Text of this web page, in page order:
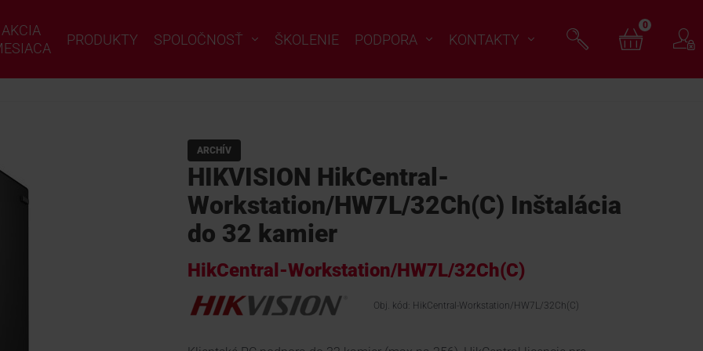
AKCIA
PRODUKTY SPOLOČNOSŤ ŠKOLENIE PODPORA KONTAKTY
0
ARCHÍV
HIKVISION HikCentral-
Workstation/HW7L/32Ch(C) Inštalácia
do 32 kamier
HikCentral-Workstation/HW7L/32Ch(C)
Obj. kód: HikCentral-Workstation/HW7L/32Ch(C)